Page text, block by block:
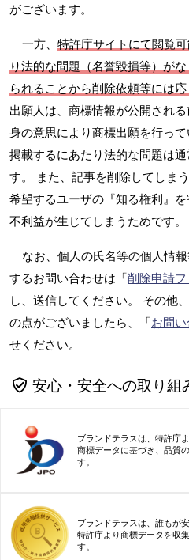
がございます。
一方、 特許庁サイトにて閲覧
り法的な問題（名誉毀損等）が
られることから削除依頼等には
出願人は、商標情報が公開され
身の意思により商標出願を行っ
掲載するにあたり法的な問題は
す。 また、記事を削除してしま
希望するユーザの『知る権利』
不利益が生じてしまうためです。
なお、個人の氏名等の個人情
するお問い合わせは「削除申請
し、送信してください。 その他
の点がございましたら、「お問
せください。
安心・安全への取り組
ブランドテラスは、特許庁
商標データに基づき、品質
す。
ブランドテラスは、誰もが
特許庁より商標データを収
す。